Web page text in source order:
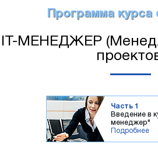
Программа курса
IT-МЕНЕДЖЕР
Часть 1
Введение в
менеджер"
Подробнее